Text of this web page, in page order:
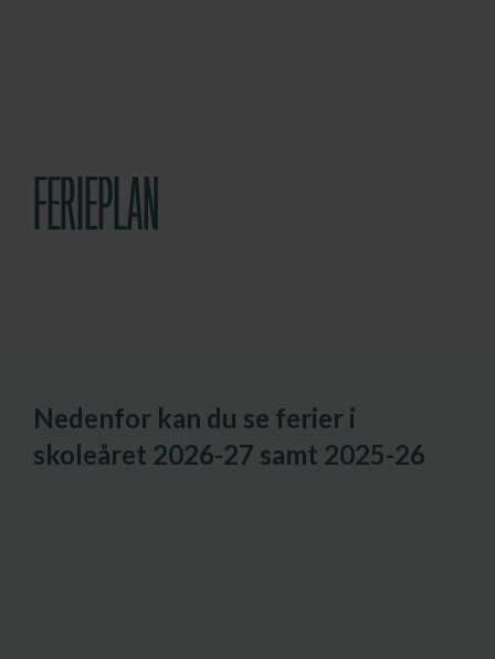
FERIEPLAN
Nedenfor kan du se ferier i
skoleåret 2026-27 samt 2025-26